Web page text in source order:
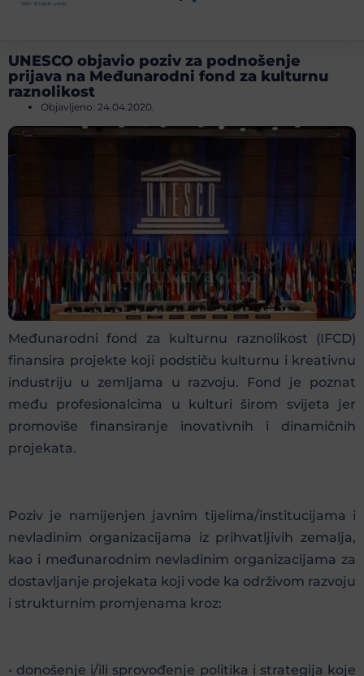
UNESCO objavio poziv za podnošenje
prijava na Međunarodni fond za kulturnu
raznolikost
Objavljeno: 24.04.2020.
Međunarodni fond za kulturnu raznolikost (IFCD)
finansira projekte koji podstiču kulturnu i kreativnu
industriju u zemljama u razvoju. Fond je poznat
među profesionalcima u kulturi širom svijeta jer
promoviše finansiranje inovativnih i dinamičnih
projekata.
Poziv je namijenjen javnim tijelima/institucijama i
nevladinim organizacijama iz prihvatljivih zemalja,
kao i međunarodnim nevladinim organizacijama za
dostavljanje projekata koji vode ka održivom razvoju
i strukturnim promjenama kroz:
• donošenje i/ili sprovođenje politika i strategija koje